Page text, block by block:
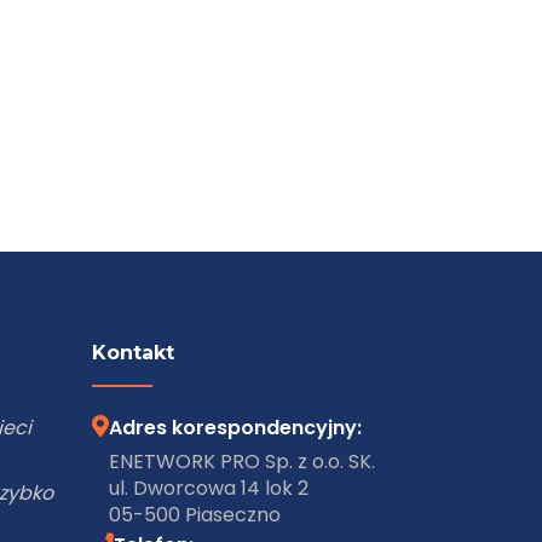
Kontakt
Adres korespondencyjny:
ENETWORK PRO Sp. z o.o. SK.
ul. Dworcowa 14 lok 2
05-500 Piaseczno